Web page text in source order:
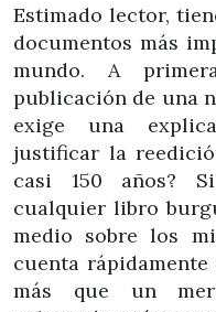
Estimado lector,
documentos más
mundo. A
publicación de una
exige una
justificar la
casi 150 años?
cualquier libro
medio sobre los
cuenta
más que un